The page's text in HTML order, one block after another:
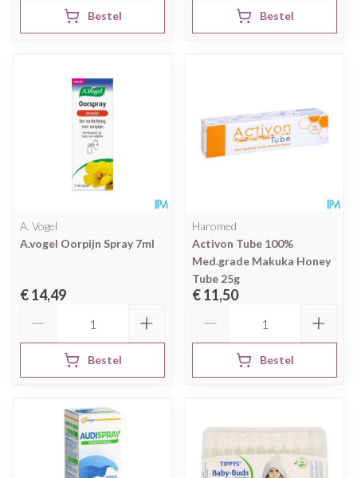
Bestel Bestel
A. Vogel
A.vogel Oorpijn Spray 7ml
€ 14,49
Bestel
Haromed
Activon Tube 100%
Med.grade Makuka Honey
Tube 25g
€ 11,50
Bestel